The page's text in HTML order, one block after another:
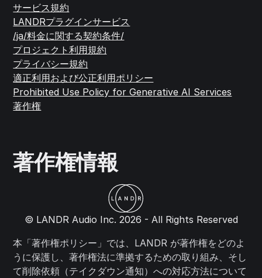
サービス規約
LANDRプラグインサービス
/ja/料金に関する契約条件/
プロジェクト利用規約
プライバシー規約
適正利用および公正利用ポリシー
Prohibited Use Policy for Generative AI Services
著作権
著作権情報
© LANDR Audio Inc. 2026 - All Rights Reserved
本「著作権ポリシー」では、LANDR が著作権をどのよ
うに保護し、著作権法に準拠するための取り組み、そし
て削除依頼（テイクダウン通知）への対応方法について